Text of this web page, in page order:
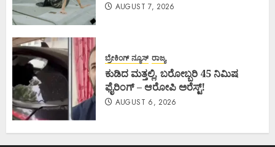
AUGUST 7, 2026
ಬ್ರೇಕಿಂಗ್ ನ್ಯೂಸ್ ರಾಜ್ಯ
ಕುಡಿದ ಮತ್ತಲ್ಲಿ, ಬರೋಬ್ಬರಿ 45 ನಿಮಿಷ
ಫೈರಿಂಗ್ – ಆರೋಪಿ ಅರೆಸ್ಟ್!
AUGUST 6, 2026